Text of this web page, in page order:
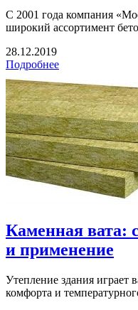
С 2001 года компания
широкий ассортимент
28.12.2019
Подробнее
Каменная вата:
и применение
Утепление здания играет
комфорта и